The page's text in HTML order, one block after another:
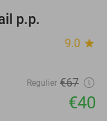
p.p.
9.0 star
Regulier €67
€40